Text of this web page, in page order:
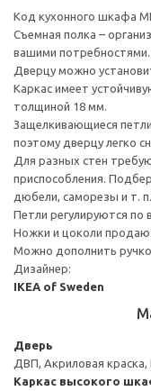
Код кухонного шкафа
Съемная полка –
вашими потребностями.
Дверцу можно
Каркас имеет
толщиной 18 мм.
Защелкивающиеся
поэтому дверцу легко
Для разных стен
приспособления.
дюбели, саморезы и т.
Петли регулируются по
Ножки и цоколи
Можно дополнить
Дизайнер:
IKEA of Sweden
Дверь
ДВП, Акриловая
Каркас высокого